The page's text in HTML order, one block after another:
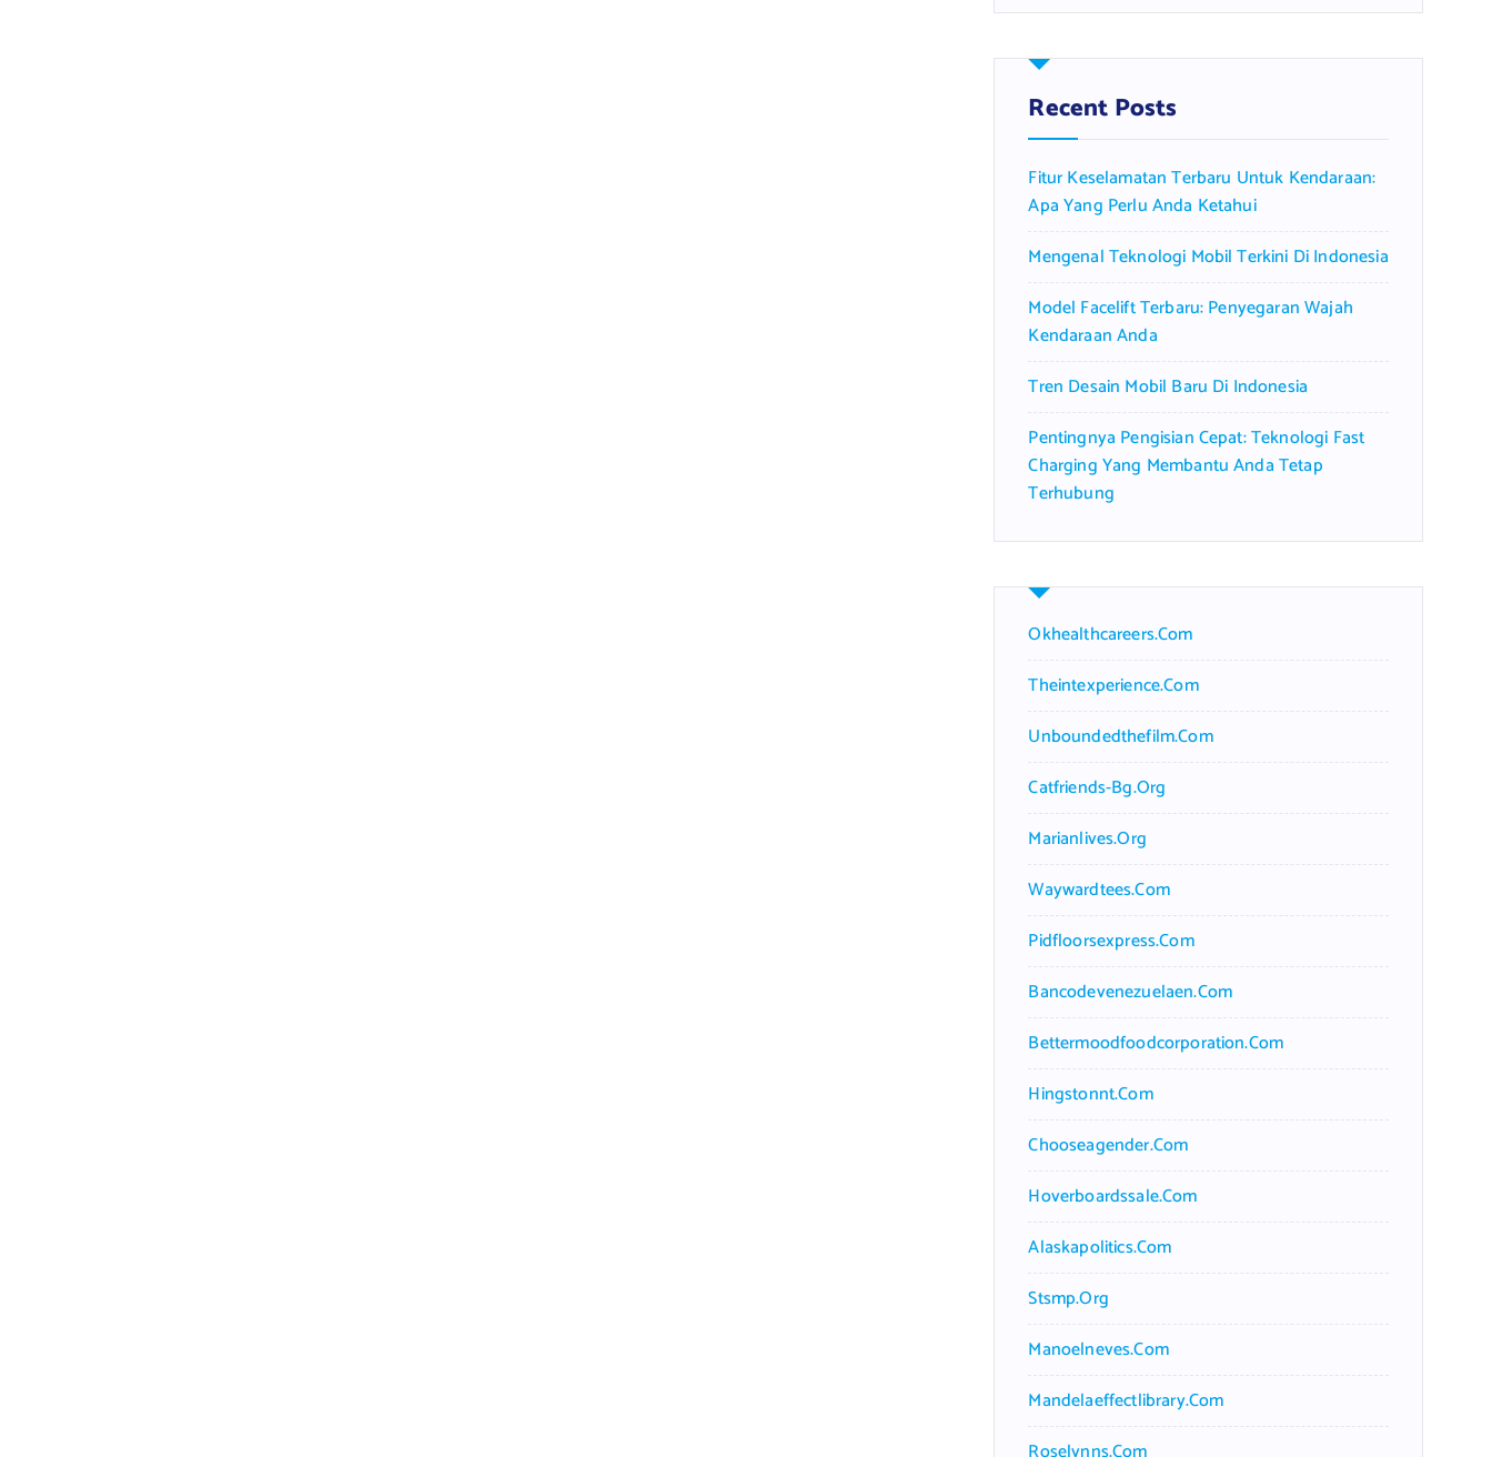
r
h
f
o
:
Recent Posts
Fitur Keselamatan Terbaru Untuk Kendaraan:
Apa Yang Perlu Anda Ketahui
Mengenal Teknologi Mobil Terkini Di Indonesia
Model Facelift Terbaru: Penyegaran Wajah
Kendaraan Anda
Tren Desain Mobil Baru Di Indonesia
Pentingnya Pengisian Cepat: Teknologi Fast
Charging Yang Membantu Anda Tetap
Terhubung
Okhealthcareers.com
Theintexperience.com
Unboundedthefilm.com
Catfriends-Bg.org
Marianlives.org
Waywardtees.com
Pidfloorsexpress.com
Bancodevenezuelaen.com
Bettermoodfoodcorporation.com
Hingstonnt.com
Chooseagender.com
Hoverboardssale.com
Alaskapolitics.com
Stsmp.org
Manoelneves.com
Mandelaeffectlibrary.com